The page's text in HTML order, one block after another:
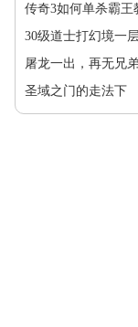
传奇3如何单杀霸王
30级道士打幻境一
屠龙一出，再无兄弟
圣域之门的走法下